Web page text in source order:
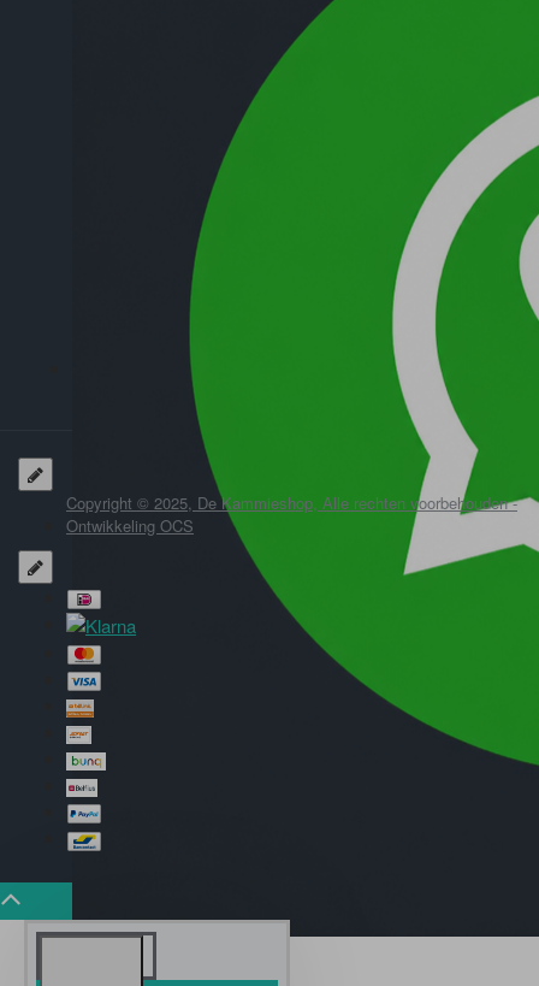
Copyright © 2025, De Kammieshop, Alle rechten voorbehouden -
Ontwikkeling OCS